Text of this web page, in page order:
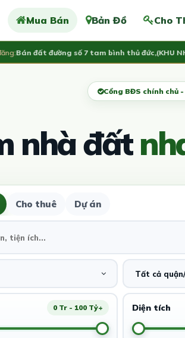
Mua Bán Bản Đồ Cho
Bán đất đường số 7 tam bình thủ đức,(KHU NHÀ
Cổng BĐS chính chủ
nhà đất
Cho thuê Dự án
Tất cả
0 Tr - 100 Tỷ+ Diện tích